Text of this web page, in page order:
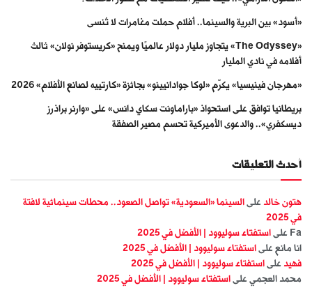
«أسود» بين البرية والسينما.. أفلام حملت مغامرات لا تُنسى
«The Odyssey» يتجاوز مليار دولار عالميًا ويمنح «كريستوفر نولان» ثالث
أفلامه في نادي المليار
«مهرجان فينيسيا» يكرّم «لوكا جوادانيينو» بجائزة «كارتييه لصانع الأفلام» 2026
بريطانيا توافق على استحواذ «باراماونت سكاي دانس» على «وارنر براذرز
ديسكفري».. والدعوى الأميركية تحسم مصير الصفقة
أحدث التعليقات
هتون خالد على السينما «السعودية» تواصل الصعود.. محطات سينمائية لافتة
في 2025
Fa على استفتاء سوليوود | الأفضل في 2025
انا مانع على استفتاء سوليوود | الأفضل في 2025
فهيد على استفتاء سوليوود | الأفضل في 2025
محمد العجمي على استفتاء سوليوود | الأفضل في 2025